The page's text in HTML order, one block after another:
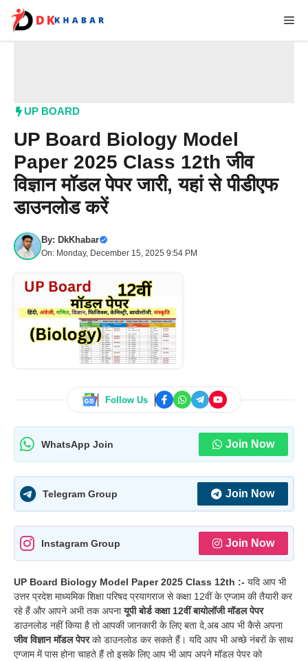
content
UP BOARD
UP Board Biology Model
Paper 2025 Class 12th जीव
विज्ञान मॉडल पेपर जारी, यहां से पीडीएफ
डाउनलोड करें
By: DkKhabar
On: Monday, December 15, 2025 9:54 PM
Follow Us
WhatsApp Join Join Now
Telegram Group Join Now
Instagram Group Join Now
UP Board Biology Model Paper 2025 Class 12th :- यदि आप भी
उत्तर प्रदेश माध्यमिक शिक्षा परिषद प्रयागराज से कक्षा 12वीं के एग्जाम की तैयारी कर
रहे हैं और आपने अभी तक अपनायूपी बोर्ड कक्षा 12वीं बायोलॉजी मॉडल पेपर
डाउनलोड नहीं किया है तो आपकी जानकारी के लिए बता दे,अब आप भी कैसे अपना
जीव विज्ञान मॉडल पेपरको डाउनलोड कर सकते हैं। यदि आप भी अच्छे नंबरों के साथ
एग्जाम में पास होना चाहते हैं तो इसके लिए आप भी आप अपने मॉडल पेपर को